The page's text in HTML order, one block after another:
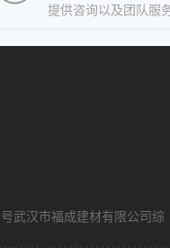
提供咨询以及团队服
武汉市福成建材有限公司综